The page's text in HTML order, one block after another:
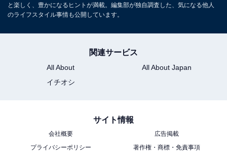
「塾通い」が急増。合格後に待つ“まさかの落と
と楽しく、豊かになるヒントが満載。編集部が独自調査した、気になる他人
のライフスタイル事情も公開しています。
関連サービス
All About
All About Japan
イチオシ
サイト情報
会社概要
広告掲載
プライバシーポリシー
著作権・商標・免責事項